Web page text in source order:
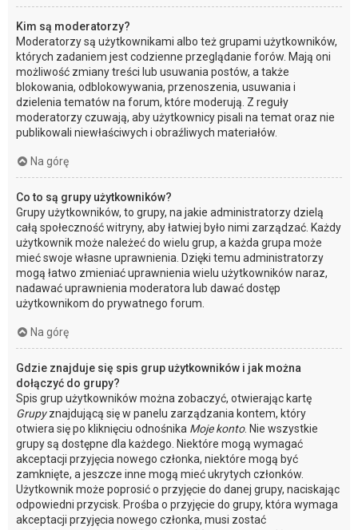
Kim są moderatorzy?
Moderatorzy są użytkownikami albo też grupami użytkowników,
których zadaniem jest codzienne przeglądanie forów. Mają oni
możliwość zmiany treści lub usuwania postów, a także
blokowania, odblokowywania, przenoszenia, usuwania i
dzielenia tematów na forum, które moderują. Z reguły
moderatorzy czuwają, aby użytkownicy pisali na temat oraz nie
publikowali niewłaściwych i obraźliwych materiałów.
Na górę
Co to są grupy użytkowników?
Grupy użytkowników, to grupy, na jakie administratorzy dzielą
całą społeczność witryny, aby łatwiej było nimi zarządzać. Każdy
użytkownik może należeć do wielu grup, a każda grupa może
mieć swoje własne uprawnienia. Dzięki temu administratorzy
mogą łatwo zmieniać uprawnienia wielu użytkowników naraz,
nadawać uprawnienia moderatora lub dawać dostęp
użytkownikom do prywatnego forum.
Na górę
Gdzie znajduje się spis grup użytkowników i jak można
dołączyć do grupy?
Spis grup użytkowników można zobaczyć, otwierając kartę
Grupyznajdującą się w panelu zarządzania kontem, który
otwiera się po kliknięciu odnośnika Moje konto. Nie wszystkie
grupy są dostępne dla każdego. Niektóre mogą wymagać
akceptacji przyjęcia nowego członka, niektóre mogą być
zamknięte, a jeszcze inne mogą mieć ukrytych członków.
Użytkownik może poprosić o przyjęcie do danej grupy, naciskając
odpowiedni przycisk. Prośba o przyjęcie do grupy, która wymaga
akceptacji przyjęcia nowego członka, musi zostać